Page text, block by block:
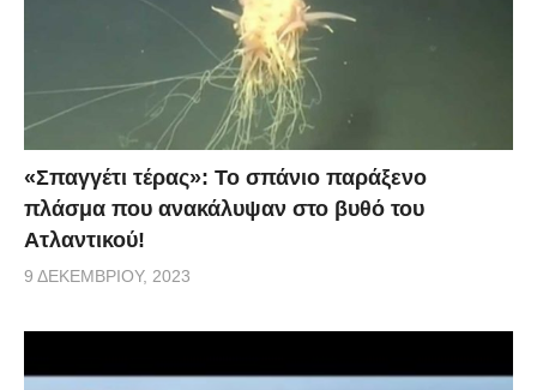
«Σπαγγέτι τέρας»: Το σπάνιο παράξενο
πλάσμα που ανακάλυψαν στο βυθό του
Ατλαντικού!
9 ΔΕΚΕΜΒΡΊΟΥ, 2023